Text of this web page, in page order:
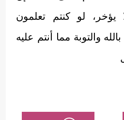
يؤخر، لو كنتم تعلمون
والتوبة مما أنتم عليه